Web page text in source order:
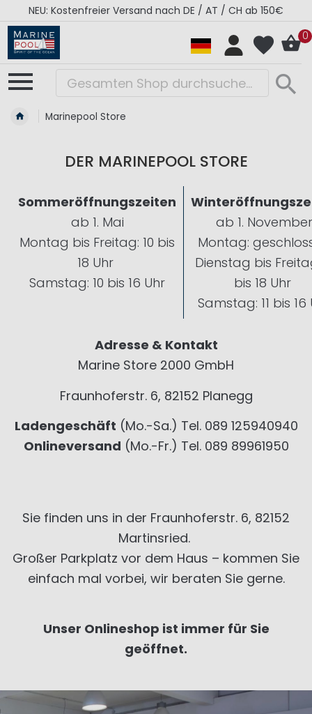
NEU: Kostenfreier Versand nach DE / AT / CH ab 150€
0
Marinepool Store
DER MARINEPOOL STORE
Sommeröffnungszeiten
ab 1. Mai
Montag bis Freitag: 10 bis
18 Uhr
Samstag: 10 bis 16 Uhr
ab 1. November
Montag:
Dienstag bis
bis 18 Uhr
Samstag: 11 bis 16
Adresse & Kontakt
Marine Store 2000 GmbH
Fraunhoferstr. 6, 82152 Planegg
Ladengeschäft (Mo.-Sa.) Tel. 089 125940940
Onlineversand (Mo.-Fr.) Tel. 089 89961950
Sie finden uns in der Fraunhoferstr. 6, 82152
Martinsried.
Großer Parkplatz vor dem Haus – kommen Sie
einfach mal vorbei, wir beraten Sie gerne.
Unser Onlineshop ist immer für Sie
geöffnet.